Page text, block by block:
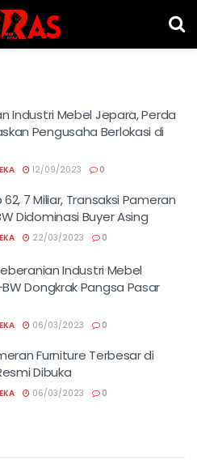
Industri Mebel Jepara, Perda
Pengusaha Berlokasi di
12/09/2023 0
7 Miliar, Transaksi Pameran
Didominasi Buyer Asing
22/03/2023 0
Industri Mebel
Dongkrak Pangsa Pasar
06/03/2023 0
Furniture Terbesar di
Dibuka
06/03/2023 0